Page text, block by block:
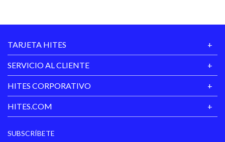
TARJETA HITES
SERVICIO AL CLIENTE
HITES CORPORATIVO
HITES.COM
SUBSCRÍBETE